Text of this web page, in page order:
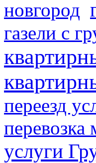
новгород
газели с
переезд
перевозка
услуги